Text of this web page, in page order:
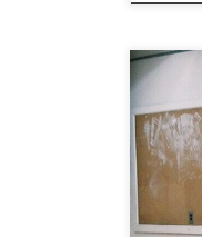
La
degli
poter
metodi